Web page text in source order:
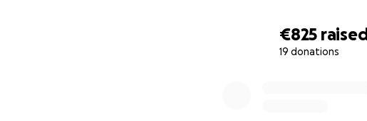
€825 raised
19 donations